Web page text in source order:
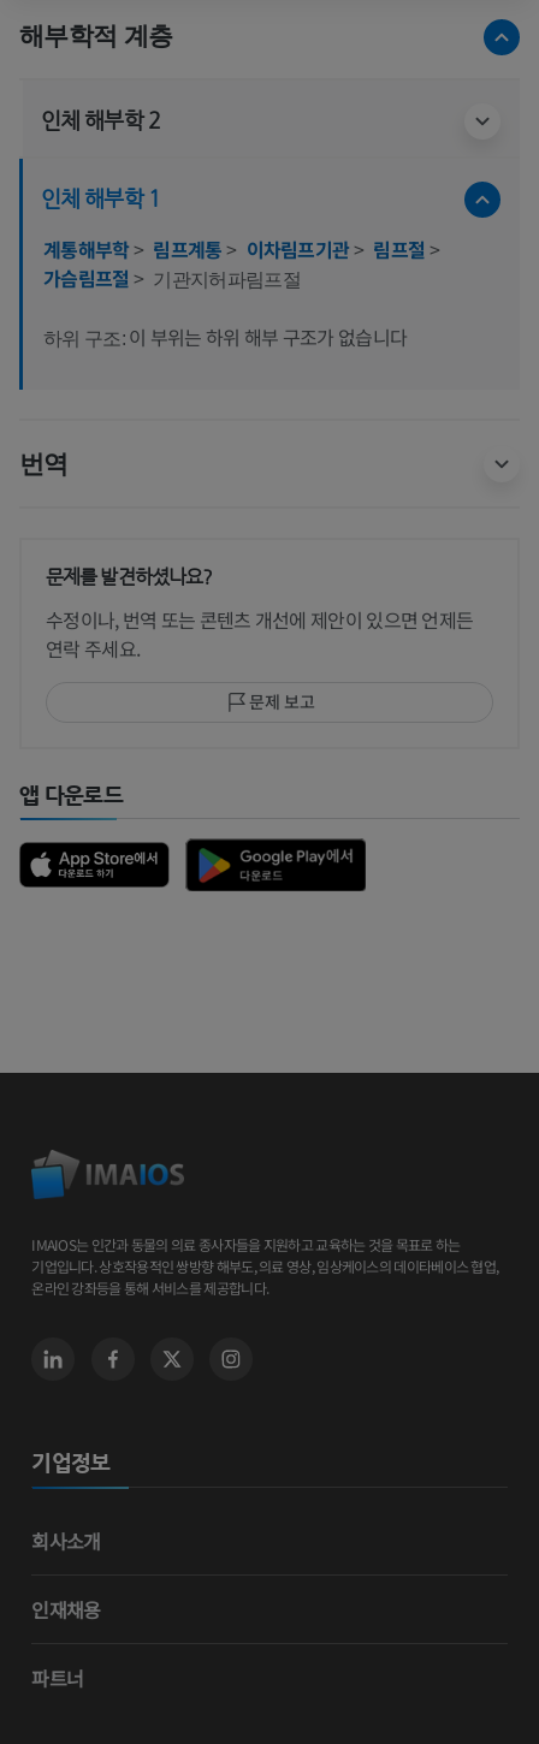
해부학적 계층
인체 해부학 2
인체 해부학 1
계통해부학> 림프계통> 이차림프기관> 림프절 >
가슴림프절 > 기관지허파림프절
하위 구조: 이 부위는 하위 해부 구조가 없습니다
번역
문제를 발견하셨나요?
수정이나, 번역 또는 콘텐츠 개선에 제안이 있으면 언제든
연락 주세요.
문제 보고
앱 다운로드
IMAIOS는 인간과 동물의 의료 종사자들을 지원하고 교육하는 것을 목표로 하는
기업입니다. 상호작용적인 쌍방향 해부도, 의료 영상, 임상케이스의 데이타베이스 협업,
온라인 강좌등을 통해 서비스를 제공합니다.
기업정보
회사소개
인재채용
파트너